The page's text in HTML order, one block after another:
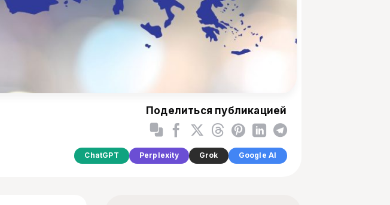
Поделиться публикацией
ChatGPT Perplexity Grok Google AI